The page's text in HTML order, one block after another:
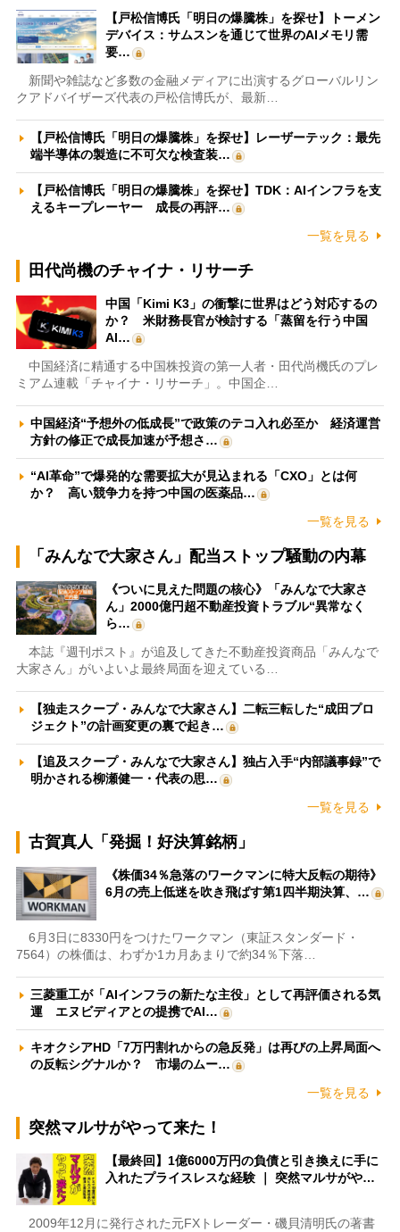
【戸松信博氏「明日の爆騰株」を探せ】トーメン
デバイス：サムスンを通じて世界のAIメモリ需
要…
新聞や雑誌など多数の金融メディアに出演するグローバルリン
クアドバイザーズ代表の戸松信博氏が、最新…
【戸松信博氏「明日の爆騰株」を探せ】レーザーテック：最先
端半導体の製造に不可欠な検査装…
【戸松信博氏「明日の爆騰株」を探せ】TDK：AIインフラを支
えるキープレーヤー 成長の再評…
一覧を見る
田代尚機のチャイナ・リサーチ
中国「Kimi K3」の衝撃に世界はどう対応するの
か？ 米財務長官が検討する「蒸留を行う中国
AI…
中国経済に精通する中国株投資の第一人者・田代尚機氏のプレ
ミアム連載「チャイナ・リサーチ」。中国企…
中国経済“予想外の低成長”で政策のテコ入れ必至か 経済運営
方針の修正で成長加速が予想さ…
“AI革命”で爆発的な需要拡大が見込まれる「CXO」とは何
か？ 高い競争力を持つ中国の医薬品…
一覧を見る
「みんなで大家さん」配当ストップ騒動の内幕
《ついに見えた問題の核心》「みんなで大家さ
ん」2000億円超不動産投資トラブル“異常なく
ら…
本誌『週刊ポスト』が追及してきた不動産投資商品「みんなで
大家さん」がいよいよ最終局面を迎えている…
【独走スクープ・みんなで大家さん】二転三転した“成田プロ
ジェクト”の計画変更の裏で起き…
【追及スクープ・みんなで大家さん】独占入手“内部議事録”で
明かされる柳瀬健一・代表の思…
一覧を見る
古賀真人「発掘！好決算銘柄」
《株価34％急落のワークマンに特大反転の期待》
6月の売上低迷を吹き飛ばす第1四半期決算、…
6月3日に8330円をつけたワークマン（東証スタンダード・
7564）の株価は、わずか1カ月あまりで約34％下落…
三菱重工が「AIインフラの新たな主役」として再評価される気
運 エヌビディアとの提携でAI…
キオクシアHD「7万円割れからの急反発」は再びの上昇局面へ
の反転シグナルか？ 市場のムー…
一覧を見る
突然マルサがやって来た！
【最終回】1億6000万円の負債と引き換えに手に
入れたプライスレスな経験 ｜ 突然マルサがや…
2009年12月に発行された元FXトレーダー・磯貝清明氏の著書